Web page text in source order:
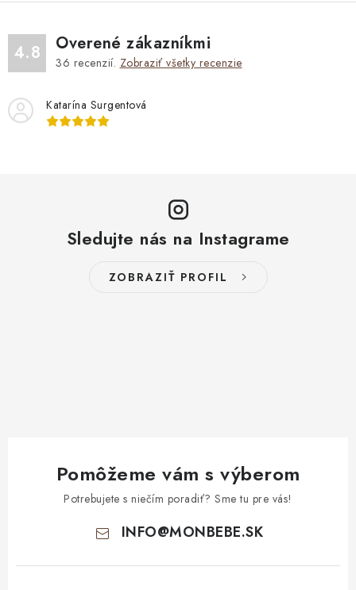
4.8 Overené zákazníkmi
36 recenzií. Zobraziť všetky recenzie
Katarína Surgentová
Sledujte nás na Instagrame
ZOBRAZIŤ PROFIL
Pomôžeme vám s výberom
Potrebujete s niečím poradiť? Sme tu pre vás!
INFO@MONBEBE.SK